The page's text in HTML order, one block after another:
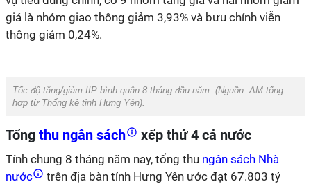
giá là nhóm giao thông giảm 3,93% và bưu chính viễn
thông giảm 0,24%.
Tốc độ tăng/giảm IIP bình quân 8 tháng đầu năm. (Nguồn:AM tổng
hợp từ Thống kê tỉnh Hưng Yên).
Tổng thu ngân sách xếp thứ 4 cả nước
Tính chung 8 tháng năm nay, tổng thu ngân sách Nhà
nước
trên địa bàn tỉnh Hưng Yên ước đạt 67.803 tỷ